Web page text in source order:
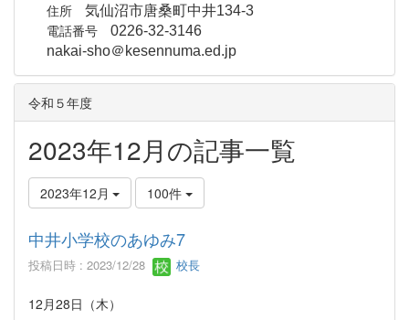
住所 気仙沼市唐桑町中井134-3
電話番号 0226-32-3146
nakai-sho＠kesennuma.ed.jp
令和５年度
2023年12月の記事一覧
2023年12月 100件
中井小学校のあゆみ7
投稿日時 : 2023/12/28 校長
12月28日（木）